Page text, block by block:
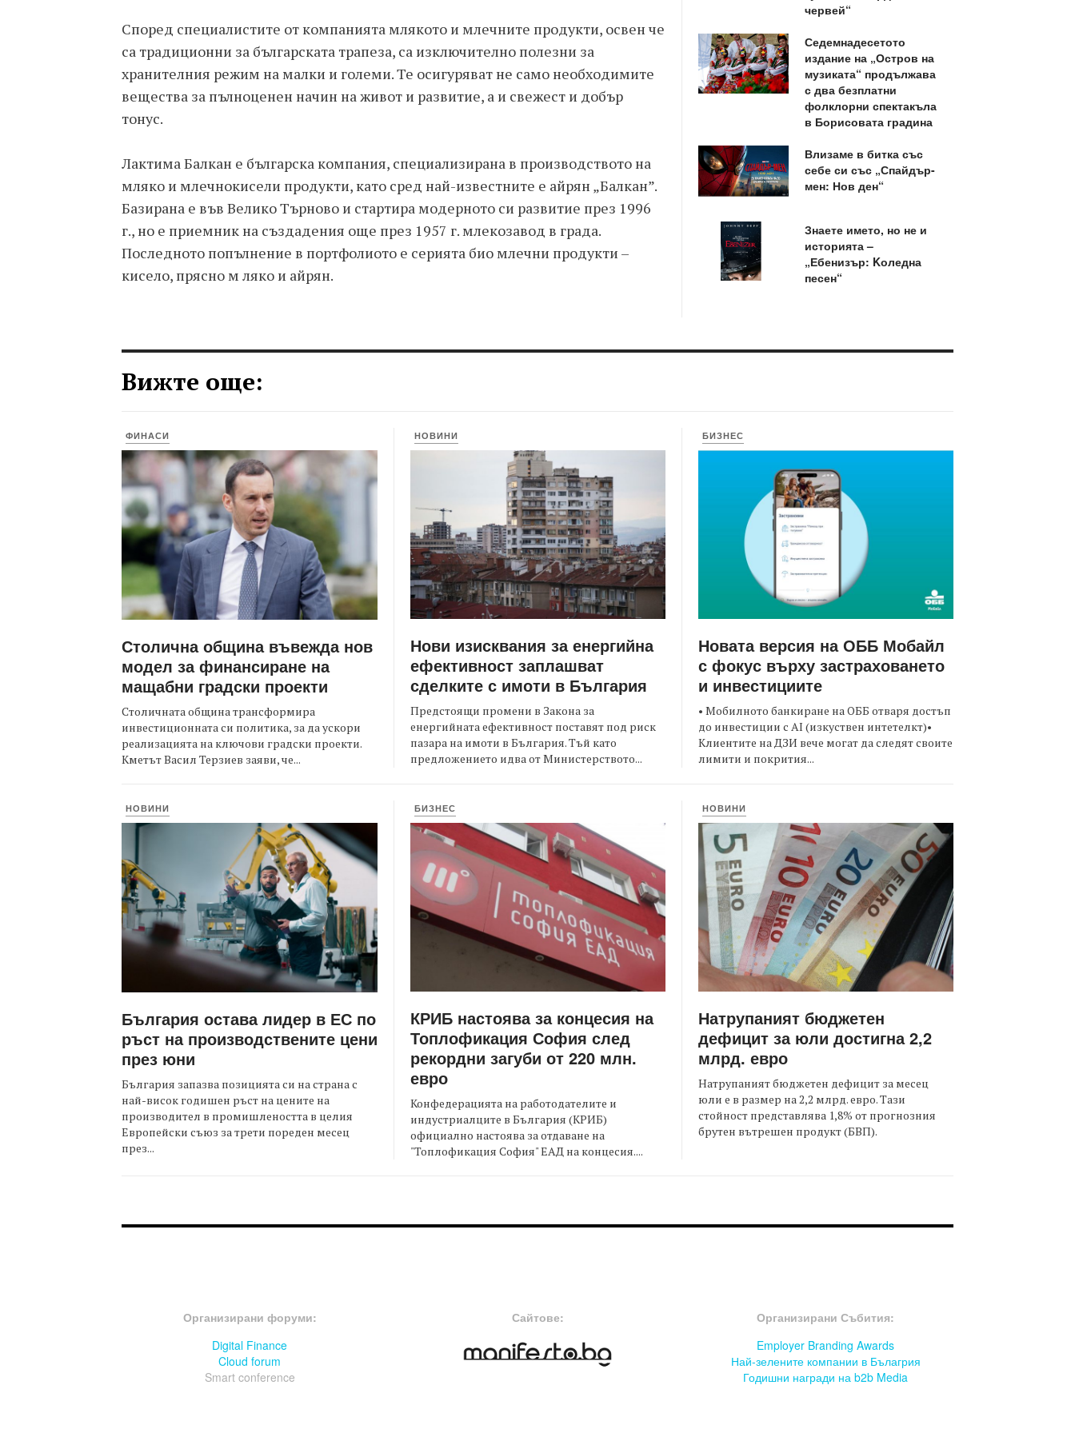
Според специалистите от компанията млякото и млечните продукти, освен че
са традиционни за българската трапеза, са изключително полезни за
хранителния режим на малки и големи. Те осигуряват не само необходимите
вещества за пълноценен начин на живот и развитие, а и свежест и добър
тонус.
Лактима Балкан е българска компания, специализирана в производството на
мляко и млечнокисели продукти, като сред най-известните е айрян „Балкан”.
Базирана е във Велико Търново и стартира модерното си развитие през 1996
г., но е приемник на създадения още през 1957 г. млекозавод в града.
Последното попълнение в портфолиото е серията био млечни продукти –
кисело, прясно м ляко и айрян.
червей“
Седемнадесетото
издание на „Остров на
музиката“ продължава
с два безплатни
фолклорни спектакъла
в Борисовата градина
Влизаме в битка със
себе си със „Спайдър-
мен: Нов ден“
Знаете името, но не и
историята –
„Ебенизър: Kоледна
песен“
Вижте още:
ФИНАСИ
Столична община въвежда нов
модел за финансиране на
мащабни градски проекти
Столичната община трансформира
инвестиционната си политика, за да ускори
реализацията на ключови градски проекти.
Кметът Васил Терзиев заяви, че...
НОВИНИ
Нови изисквания за енергийна
ефективност заплашват
сделките с имоти в България
Предстоящи промени в Закона за
енергийната ефективност поставят под риск
пазара на имоти в България. Тъй като
предложението идва от Министерството...
БИЗНЕС
Новата версия на ОББ Мобайл
с фокус върху застраховането
и инвестициите
• Мобилното банкиране на ОББ отваря достъп
до инвестиции с AI (изкуствен интетелкт)•
Клиентите на ДЗИ вече могат да следят своите
лимити и покрития...
НОВИНИ
България остава лидер в ЕС по
ръст на производствените цени
през юни
България запазва позицията си на страна с
най-висок годишен ръст на цените на
производител в промишлеността в целия
Европейски съюз за трети пореден месец
през...
БИЗНЕС
КРИБ настоява за концесия на
Топлофикация София след
рекордни загуби от 220 млн.
евро
Конфедерацията на работодателите и
индустриалците в България (КРИБ)
официално настоява за отдаване на
"Топлофикация София" ЕАД на концесия....
НОВИНИ
Натрупаният бюджетен
дефицит за юли достигна 2,2
млрд. евро
Натрупаният бюджетен дефицит за месец
юли е в размер на 2,2 млрд. евро. Тази
стойност представлява 1,8% от прогнозния
брутен вътрешен продукт (БВП).
Организирани форуми:
Digital Finance
Cloud forum
Smart conference
Сайтове:
Организирани Събития:
Employer Branding Awards
Най-зелените компании в Бълагрия
Годишни награди на b2b Media